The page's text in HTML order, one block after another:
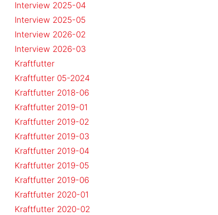
Interview 2025-04
Interview 2025-05
Interview 2026-02
Interview 2026-03
Kraftfutter
Kraftfutter 05-2024
Kraftfutter 2018-06
Kraftfutter 2019-01
Kraftfutter 2019-02
Kraftfutter 2019-03
Kraftfutter 2019-04
Kraftfutter 2019-05
Kraftfutter 2019-06
Kraftfutter 2020-01
Kraftfutter 2020-02